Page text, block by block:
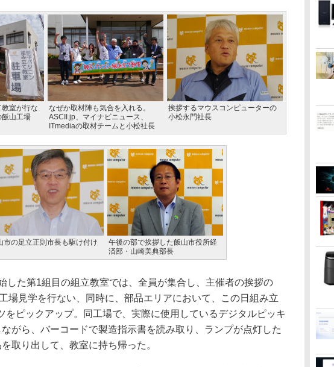
室が行な
飯山工場
なぜか取材陣も気合を入れる。
ASCII.jp、マイナビニュース、
ITmediaの取材チームと小松社長
挨拶するマウスコンピューターの
小松永門社長
市の足立正則市長も駆け付け
午後の部で挨拶した飯山市役所経
済部・山崎美典部長
した第1組目の組立教室では、全員が集合し、主催者の挨拶の
場見学を行ない、同時に、部品エリアにおいて、この日組み立
をピックアップ。同工場で、実際に使用しているデジタルピッキ
がら、バーコードで製造指示書を読み取り、ランプが点灯した
取り出して、教室に持ち帰った。